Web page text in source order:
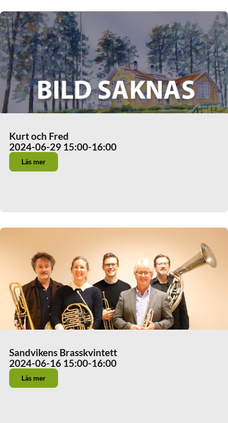
Kurt och Fred
2024-06-29 15:00-16:00
Läs mer
Sandvikens Brasskvintett
2024-06-16 15:00-16:00
Läs mer